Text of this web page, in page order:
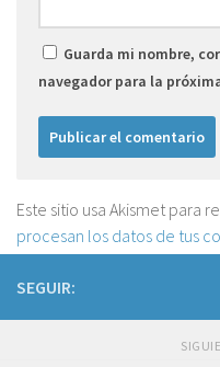
Guarda mi nombre,
navegador para la
Este sitio usa Akismet para
procesan los datos de tus
SEGUIR: